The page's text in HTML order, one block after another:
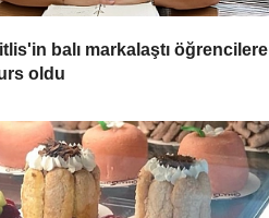
balı markalaştı öğrencilere
oldu